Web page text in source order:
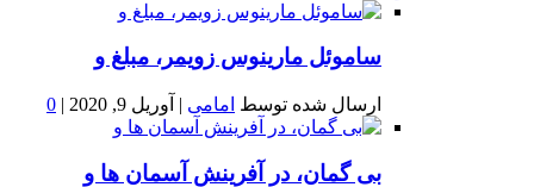
ساموئل مارینوس زویمر، مبلغ و
ارسال شده توسط امامی | آوریل 9, 2020 |
0
بى گمان، در آفرينش آسمان ها و